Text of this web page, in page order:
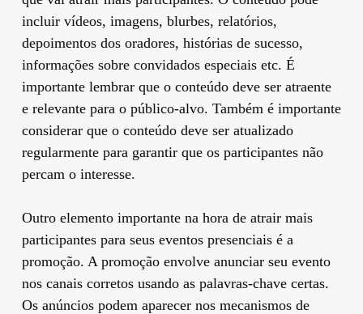
incluir vídeos, imagens, blurbes, relatórios,
depoimentos dos oradores, histórias de sucesso,
informações sobre convidados especiais etc. É
importante lembrar que o conteúdo deve ser atraente
e relevante para o público-alvo. Também é importante
considerar que o conteúdo deve ser atualizado
regularmente para garantir que os participantes não
percam o interesse.
Outro elemento importante na hora de atrair mais
participantes para seus eventos presenciais é a
promoção. A promoção envolve anunciar seu evento
nos canais corretos usando as palavras-chave certas.
Os anúncios podem aparecer nos mecanismos de